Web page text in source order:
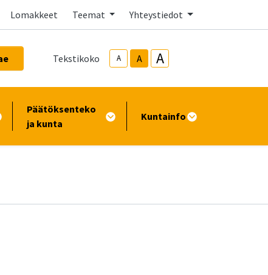
Lomakkeet Teemat Yhteystiedot
Tekstikoko A A A
Päätöksenteko
ja kunta
Kuntainfo